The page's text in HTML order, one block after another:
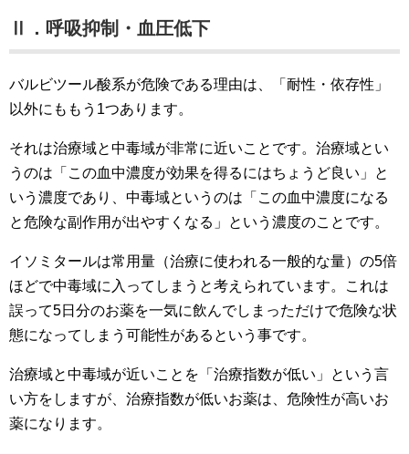
Ⅱ．呼吸抑制・血圧低下
バルビツール酸系が危険である理由は、「耐性・依存性」
以外にももう1つあります。
それは治療域と中毒域が非常に近いことです。治療域とい
うのは「この血中濃度が効果を得るにはちょうど良い」と
いう濃度であり、中毒域というのは「この血中濃度になる
と危険な副作用が出やすくなる」という濃度のことです。
イソミタールは常用量（治療に使われる一般的な量）の5倍
ほどで中毒域に入ってしまうと考えられています。これは
誤って5日分のお薬を一気に飲んでしまっただけで危険な状
態になってしまう可能性があるという事です。
治療域と中毒域が近いことを「治療指数が低い」という言
い方をしますが、治療指数が低いお薬は、危険性が高いお
薬になります。